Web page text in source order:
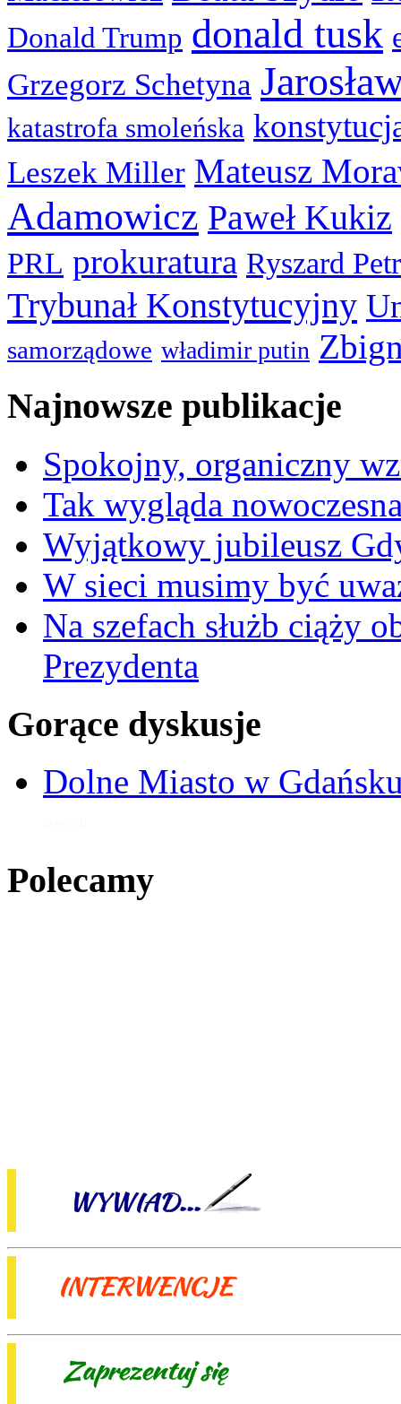
Donald Trump donald tusk
Grzegorz Schetyna
katastrofa smoleńska
Leszek Miller Mateusz
Adamowicz Paweł Kukiz
PRL prokuratura Ryszard
Trybunał Konstytucyjny
samorządowe władimir putin
Najnowsze publikacje
Spokojny, organiczny
Tak wygląda
Wyjątkowy jubileusz
W sieci musimy być
Na szefach służb ciąży
Prezydenta
Gorące dyskusje
Dolne Miasto w
Polecamy